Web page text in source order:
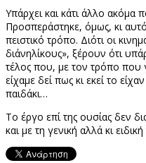
Υπάρχει και κάτι άλλο ακόμα
Προσπεράστηκε, όμως, κι
πειστικό τρόπο. Διότι οι
δι΄ανηλίκους», ξέρουν ότι
τέλος που, με τον τρόπο που
είχαμε δεί πως κι εκεί το
παιδάκι…
Το έργο επί της ουσίας δεν
και με τη γενική αλλά κι